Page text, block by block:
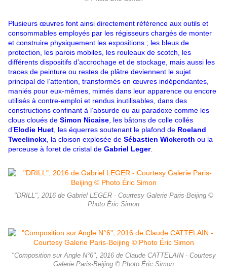
Plusieurs œuvres font ainsi directement référence aux outils et
consommables employés par les régisseurs chargés de monter
et construire physiquement les expositions ; les bleus de
protection, les parois mobiles, les rouleaux de scotch, les
différents dispositifs d’accrochage et de stockage, mais aussi les
traces de peinture ou restes de plâtre deviennent le sujet
principal de l’attention, transformés en œuvres indépendantes,
maniés pour eux-mêmes, mimés dans leur apparence ou encore
utilisés à contre-emploi et rendus inutilisables, dans des
constructions confinant à l’absurde ou au paradoxe comme les
clous cloués de Simon Nicaise , les bâtons de colle collés
d’Elodie Huet , les équerres soutenant le plafond de Roeland
Tweelinckx , la cloison explosée de Sébastien Wickeroth ou la
perceuse à foret de cristal de Gabriel Leger.
"DRILL", 2016 de Gabriel LEGER - Courtesy Galerie Paris-Beijing ©
Photo Éric Simon
"Composition sur Angle N°6", 2016 de Claude CATTELAIN - Courtesy
Galerie Paris-Beijing © Photo Éric Simon